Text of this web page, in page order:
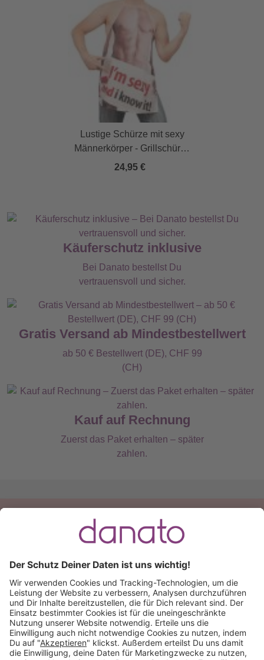
Lustige Schürze mit sexy
Männerkörper - Grillschürze
für Männer
24,95 €
Käuferschutz inklusive
Bei Danato bestellst Du
vertrauensvoll und sicher.
Gratis Versand ab Mindestbestellwert
ab 50 € Bestellwert (DE), CHF 99
(CH)
Kauf auf Rechnung
Zuerst das Paket erhalten – später
zahlen.
Du hast eine Frage?
+49 (0) 511 51 56 0300
schreib uns eineE-Mail
Käuferschutz inklusive Kauf auf Rechnung